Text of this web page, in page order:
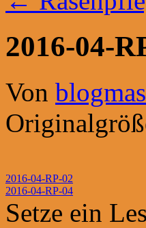
2016-04-
Von
2016-04-RP-02
2016-04-RP-04
Setze ein